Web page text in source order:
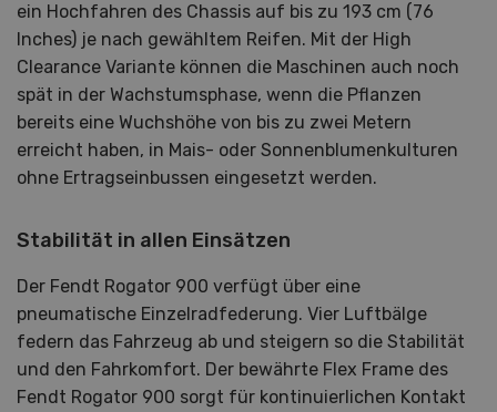
ein Hochfahren des Chassis auf bis zu 193 cm (76
Inches) je nach gewähltem Reifen. Mit der High
Clearance Variante können die Maschinen auch noch
spät in der Wachstumsphase, wenn die Pflanzen
bereits eine Wuchshöhe von bis zu zwei Metern
erreicht haben, in Mais- oder Sonnenblumenkulturen
ohne Ertragseinbussen eingesetzt werden.
Stabilität in allen Einsätzen
Der Fendt Rogator 900 verfügt über eine
pneumatische Einzelradfederung. Vier Luftbälge
federn das Fahrzeug ab und steigern so die Stabilität
und den Fahrkomfort. Der bewährte Flex Frame des
Fendt Rogator 900 sorgt für kontinuierlichen Kontakt